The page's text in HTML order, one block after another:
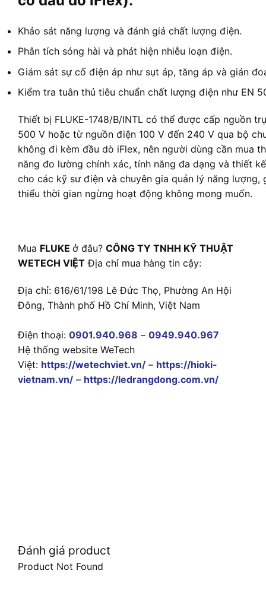
Khảo sát năng lượng và đánh giá chất lượng điện.
Phân tích sóng hài và phát hiện nhiễu loạn điện.
Giám sát sự cố điện áp như sụt áp, tăng áp và gián
Kiểm tra tuân thủ tiêu chuẩn chất lượng điện như EN
Thiết bị FLUKE-1748/B/INTL có thể được cấp nguồn
500 V hoặc từ nguồn điện 100 V đến 240 V qua bộ
không đi kèm đầu dò iFlex, nên người dùng cần mua
năng đo lường chính xác, tính năng đa dạng và thiết
cho các kỹ sư điện và chuyên gia quản lý năng
thiểu thời gian ngừng hoạt động không mong muốn.
Mua FLUKE ở đâu? CÔNG TY TNHH KỸ THUẬT
WETECH VIỆT Địa chỉ mua hàng tin cậy:
Địa chỉ: 616/61/198 Lê Đức Thọ, Phường An Hội
Đông, Thành phố Hồ Chí Minh, Việt Nam
Điện thoại: 0901.940.968 – 0949.940.967
Hệ thống website WeTech
Việt: https://wetechviet.vn/ – https://hioki-
vietnam.vn/ – https://ledrangdong.com.vn/
Đánh giá product
Product Not Found